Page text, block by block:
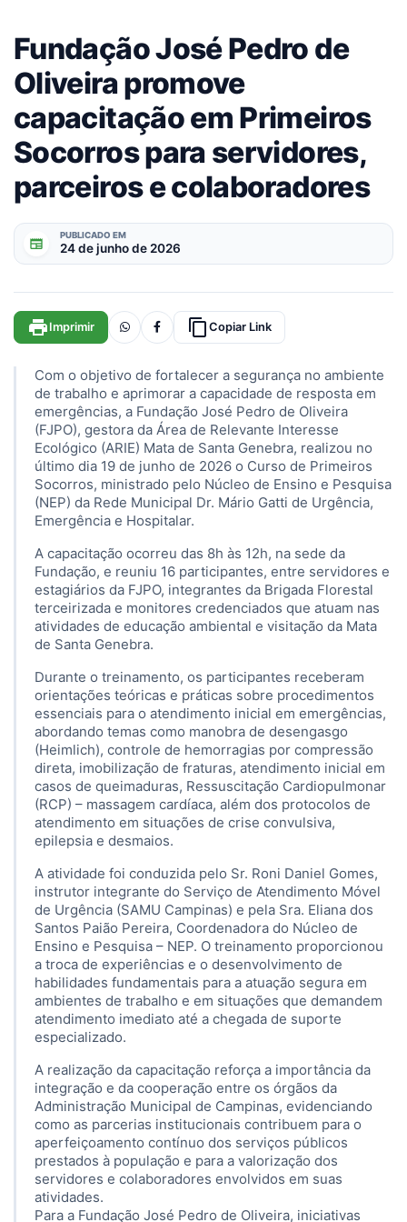
Fundação José Pedro de
Oliveira promove
capacitação em Primeiros
Socorros para servidores,
parceiros e colaboradores
newspaper
PUBLICADO EM
24 de junho de 2026
print Imprimir content_copy Copiar Link
Com o objetivo de fortalecer a segurança no ambiente
de trabalho e aprimorar a capacidade de resposta em
emergências, a Fundação José Pedro de Oliveira
(FJPO), gestora da Área de Relevante Interesse
Ecológico (ARIE) Mata de Santa Genebra, realizou no
último dia 19 de junho de 2026 o Curso de Primeiros
Socorros, ministrado pelo Núcleo de Ensino e Pesquisa
(NEP) da Rede Municipal Dr. Mário Gatti de Urgência,
Emergência e Hospitalar.
A capacitação ocorreu das 8h às 12h, na sede da
Fundação, e reuniu 16 participantes, entre servidores e
estagiários da FJPO, integrantes da Brigada Florestal
terceirizada e monitores credenciados que atuam nas
atividades de educação ambiental e visitação da Mata
de Santa Genebra.
Durante o treinamento, os participantes receberam
orientações teóricas e práticas sobre procedimentos
essenciais para o atendimento inicial em emergências,
abordando temas como manobra de desengasgo
(Heimlich), controle de hemorragias por compressão
direta, imobilização de fraturas, atendimento inicial em
casos de queimaduras, Ressuscitação Cardiopulmonar
(RCP) – massagem cardíaca, além dos protocolos de
atendimento em situações de crise convulsiva,
epilepsia e desmaios.
A atividade foi conduzida pelo Sr. Roni Daniel Gomes,
instrutor integrante do Serviço de Atendimento Móvel
de Urgência (SAMU Campinas) e pela Sra. Eliana dos
Santos Paião Pereira, Coordenadora do Núcleo de
Ensino e Pesquisa – NEP. O treinamento proporcionou
a troca de experiências e o desenvolvimento de
habilidades fundamentais para a atuação segura em
ambientes de trabalho e em situações que demandem
atendimento imediato até a chegada de suporte
especializado.
A realização da capacitação reforça a importância da
integração e da cooperação entre os órgãos da
Administração Municipal de Campinas, evidenciando
como as parcerias institucionais contribuem para o
aperfeiçoamento contínuo dos serviços públicos
prestados à população e para a valorização dos
servidores e colaboradores envolvidos em suas
atividades.
Para a Fundação José Pedro de Oliveira, iniciativas